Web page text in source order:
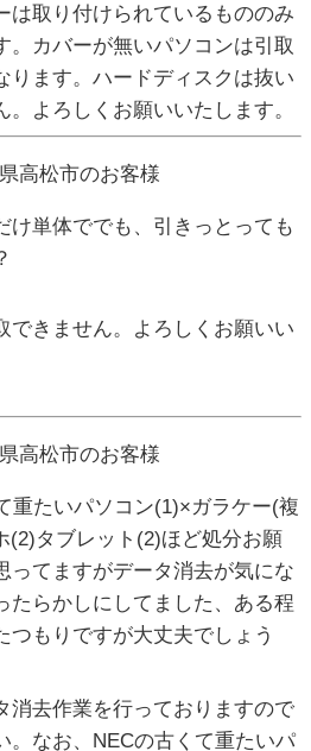
は取り付けられているもののみ
。カバーが無いパソコンは引取
ります。ハードディスクは抜い
。よろしくお願いいたします。
高松市のお客様
け単体ででも、引きっとっても
できません。よろしくお願いい
高松市のお客様
重たいパソコン(1)×ガラケー(複
(2)タブレット(2)ほど処分お願
ってますがデータ消去が気にな
たらかしにしてました、ある程
つもりですが大丈夫でしょう
消去作業を行っておりますので
。なお、NECの古くて重たいパ